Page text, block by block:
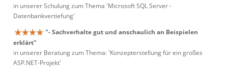
in unserer Schulung zum Thema 'Microsoft SQL Server -
Datenbankvertiefung'
"- Sachverhalte gut und anschaulich an Beispielen
erklärt"
in unserer Beratung zum Thema: 'Konzepterstellung für ein großes
ASP.NET-Projekt'